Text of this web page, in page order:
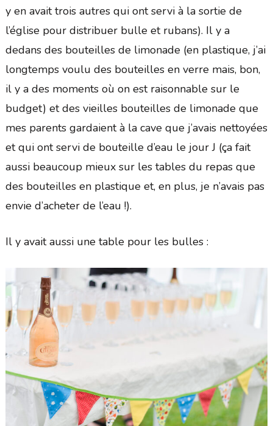
y en avait trois autres qui ont servi à la sortie de
l’église pour distribuer bulle et rubans). Il y a
dedans des bouteilles de limonade (en plastique, j’ai
longtemps voulu des bouteilles en verre mais, bon,
il y a des moments où on est raisonnable sur le
budget) et des vieilles bouteilles de limonade que
mes parents gardaient à la cave que j’avais nettoyées
et qui ont servi de bouteille d’eau le jour J (ça fait
aussi beaucoup mieux sur les tables du repas que
des bouteilles en plastique et, en plus, je n’avais pas
envie d’acheter de l’eau !).
Il y avait aussi une table pour les bulles :